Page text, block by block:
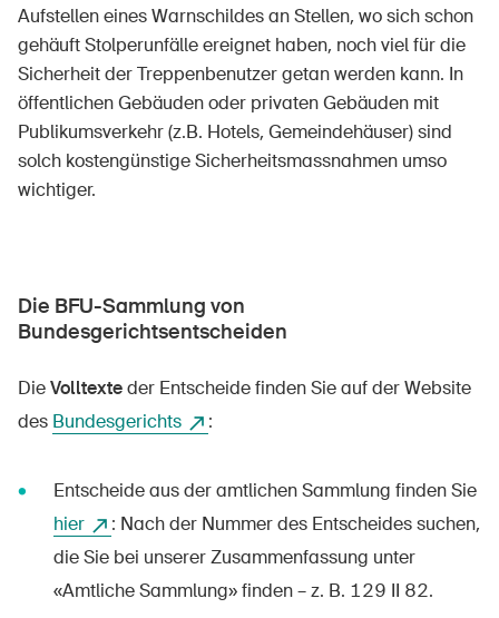
FR IT EN
Startseite
Aufstellen eines Warnschildes an Stellen, wo sich schon
gehäuft Stolperunfälle ereignet haben, noch viel für die
Sicherheit der Treppenbenutzer getan werden kann. In
öffentlichen Gebäuden oder privaten Gebäuden mit
Publikumsverkehr (z.B. Hotels, Gemeindehäuser) sind
solch kostengünstige Sicherheitsmassnahmen umso
wichtiger.
Die BFU-Sammlung von
Bundesgerichtsentscheiden
DieVolltexteder Entscheide finden Sie auf der Website
des Bundesgerichts :
Entscheide aus der amtlichen Sammlung finden Sie
hier
: Nach der Nummer des Entscheides suchen,
die Sie bei unserer Zusammenfassung unter
«Amtliche Sammlung» finden – z. B. 129 II 82.